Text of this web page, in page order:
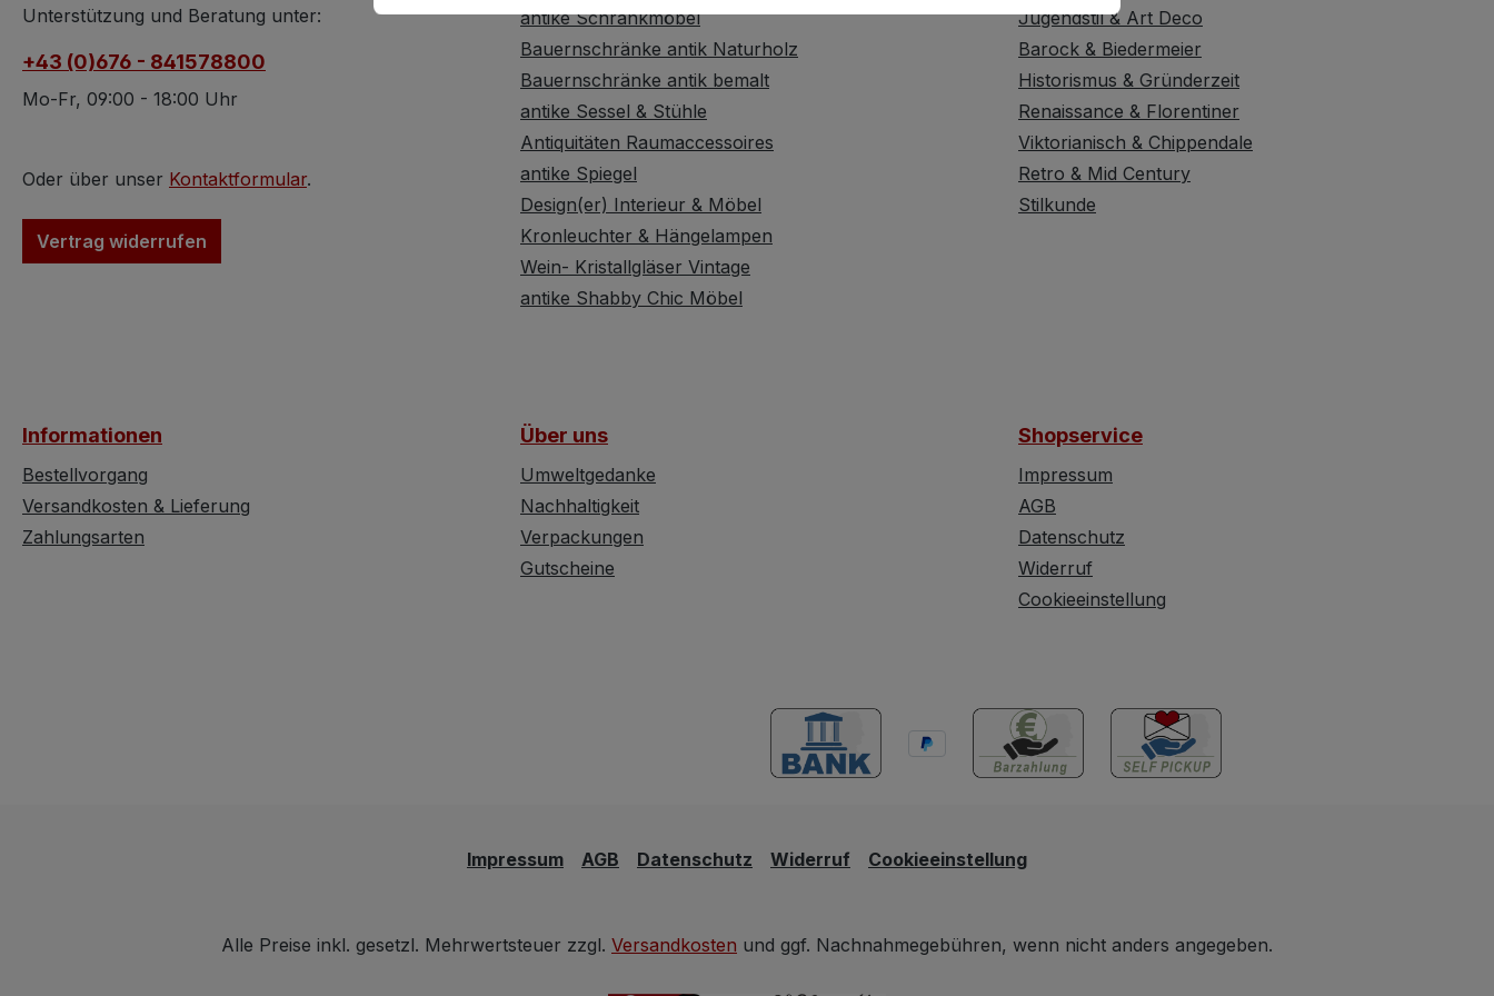
Unterstützung und Beratung unter:
+43 (0)676 - 841578800
Mo-Fr, 09:00 - 18:00 Uhr
Oder über unser Kontaktformular.
Vertrag widerrufen
antike Schrankmöbel
Bauernschränke antik Naturholz
Bauernschränke antik bemalt
antike Sessel & Stühle
Antiquitäten Raumaccessoires
antike Spiegel
Design(er) Interieur & Möbel
Kronleuchter & Hängelampen
Wein- Kristallgläser Vintage
antike Shabby Chic Möbel
Jugendstil & Art Deco
Barock & Biedermeier
Historismus & Gründerzeit
Renaissance & Florentiner
Viktorianisch & Chippendale
Retro & Mid Century
Stilkunde
Informationen
Bestellvorgang
Versandkosten & Lieferung
Zahlungsarten
Über uns
Umweltgedanke
Nachhaltigkeit
Verpackungen
Gutscheine
Shopservice
Impressum
AGB
Datenschutz
Widerruf
Cookieeinstellung
Impressum AGB Datenschutz Widerruf Cookieeinstellung
Alle Preise inkl. gesetzl. Mehrwertsteuer zzgl. Versandkosten und ggf. Nachnahmegebühren, wenn nicht anders angegeben.